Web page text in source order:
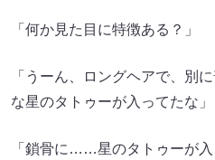
「何か見た目に特徴ある？」
「うーん、ロングヘアで、別
な星のタトゥーが入ってたな」
「鎖骨に……星のタトゥーが入